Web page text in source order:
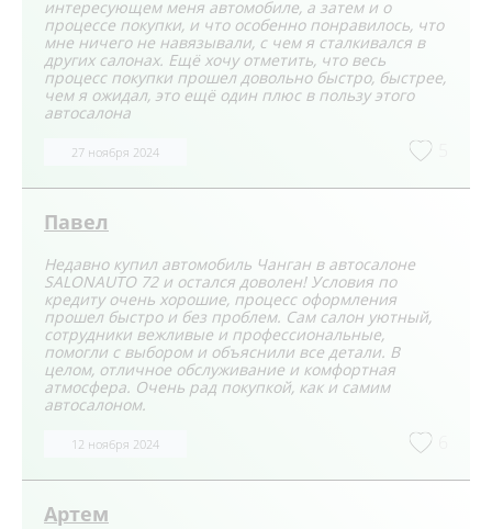
интересующем меня автомобиле, а затем и о
процессе покупки, и что особенно понравилось, что
мне ничего не навязывали, с чем я сталкивался в
других салонах. Ещё хочу отметить, что весь
процесс покупки прошел довольно быстро, быстрее,
чем я ожидал, это ещё один плюс в пользу этого
автосалона
27 ноября 2024
Павел
Недавно купил автомобиль Чанган в автосалоне
SALONAUTO 72 и остался доволен! Условия по
кредиту очень хорошие, процесс оформления
прошел быстро и без проблем. Сам салон уютный,
сотрудники вежливые и профессиональные,
помогли с выбором и объяснили все детали. В
целом, отличное обслуживание и комфортная
атмосфера. Очень рад покупкой, как и самим
автосалоном.
12 ноября 2024
Артем